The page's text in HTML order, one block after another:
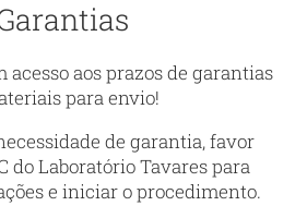
acesso aos prazos de garantias
para envio!
de garantia, favor
do Laboratório Tavares para
e iniciar o procedimento.